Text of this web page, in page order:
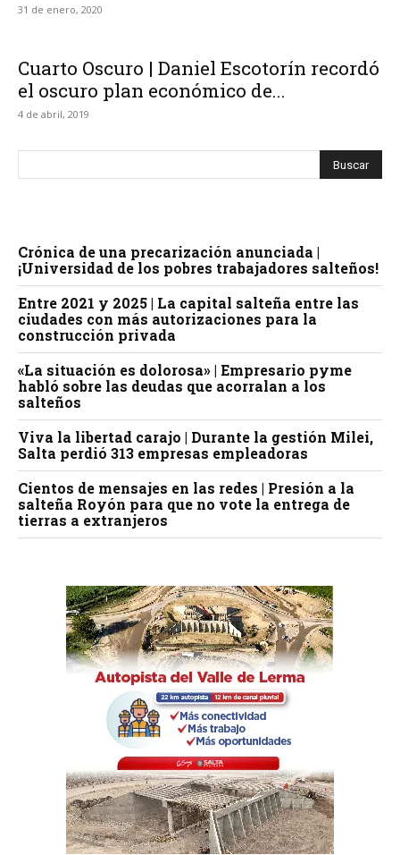
31 de enero, 2020
Cuarto Oscuro | Daniel Escotorín recordó
el oscuro plan económico de...
4 de abril, 2019
Crónica de una precarización anunciada |
¡Universidad de los pobres trabajadores salteños!
Entre 2021 y 2025 | La capital salteña entre las
ciudades con más autorizaciones para la
construcción privada
«La situación es dolorosa» | Empresario pyme
habló sobre las deudas que acorralan a los
salteños
Viva la libertad carajo | Durante la gestión Milei,
Salta perdió 313 empresas empleadoras
Cientos de mensajes en las redes | Presión a la
salteña Royón para que no vote la entrega de
tierras a extranjeros